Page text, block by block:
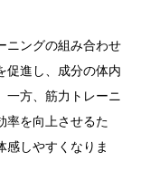
ニングの組み合わせ
促進し、成分の体内
一方、筋力トレーニ
率を向上させるた
感しやすくなりま